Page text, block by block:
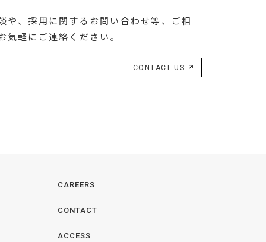
や、採用に関するお問い合わせ等、ご相
気軽にご連絡ください。
CONTACT US
CAREERS
CONTACT
ACCESS